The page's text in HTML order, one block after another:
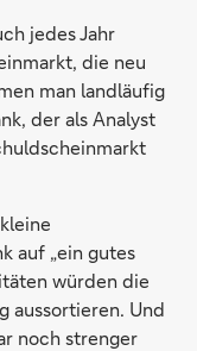
jedes Jahr
die neu
man landläufig
der als Analyst
auf „ein gutes
würden die
aussortieren. Und
noch strenger